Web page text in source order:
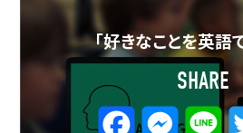
「好きなことを英語
SHARE
F M